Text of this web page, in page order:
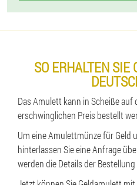
SO ERHALTEN
Das Amulett kann in Scheiße auf
erschwinglichen Preis bestellt
Um eine Amulettmünze für Geld
hinterlassen Sie eine Anfrage
werden die Details der